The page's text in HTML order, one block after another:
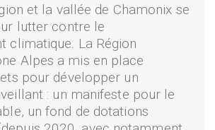
et la vallée de Chamonix se
lutter contre le
climatique. La Région
Alpes a mis en place
pour développer un
: un manifeste pour le
un fond de dotations